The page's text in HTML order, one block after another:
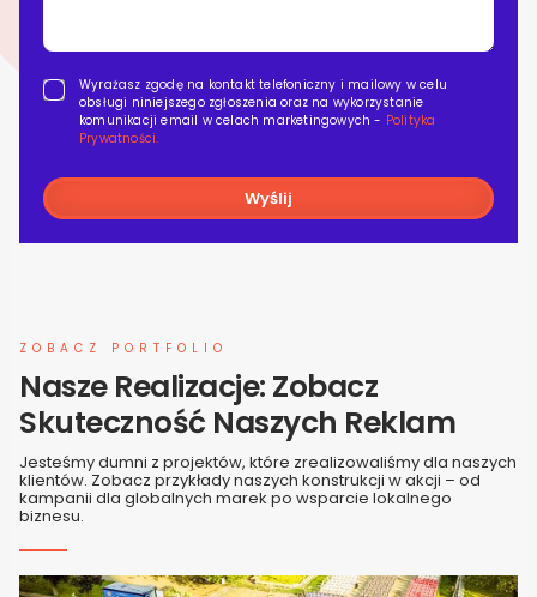
Wyrażasz zgodę na kontakt telefoniczny i mailowy w celu
obsługi niniejszego zgłoszenia oraz na wykorzystanie
komunikacji email w celach marketingowych - Polityka
Prywatności.
Wyślij
ZOBACZ PORTFOLIO
Nasze Realizacje: Zobacz
Skuteczność Naszych Reklam
Jesteśmy dumni z projektów, które zrealizowaliśmy dla naszych
klientów. Zobacz przykłady naszych konstrukcji w akcji – od
kampanii dla globalnych marek po wsparcie lokalnego
biznesu.